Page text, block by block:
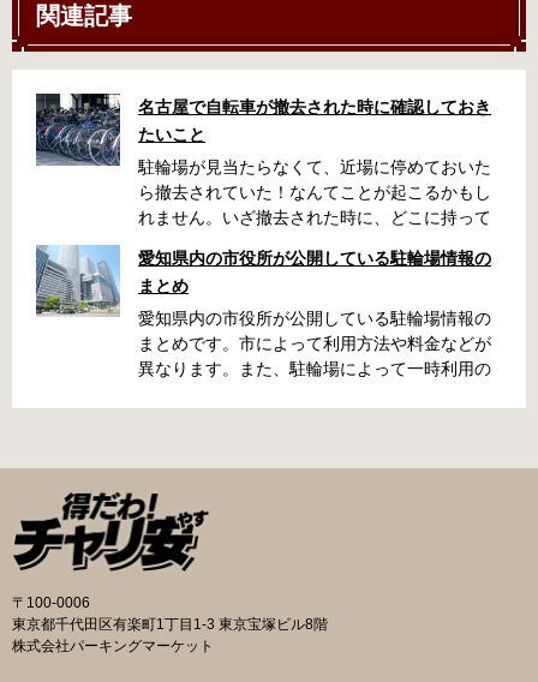
関連記事
名古屋で自転車が撤去された時に確認しておき
たいこと
駐輪場が見当たらなくて、近場に停めておいた
ら撤去されていた！なんてことが起こるかもし
れません。いざ撤去された時に、どこに持って
名古屋周辺で自転車が撤去された時に知ってお
くと便利な情報をまとめました。 一宮市で撤去
された場合 一宮市役所 一宮駅・自転車一時保管
所 住所 一宮市栄4丁目6-11 電話 0586-71-7100
最寄駅 JR東海道本線尾張一宮駅より 徒歩4分 返
千種区吹上1丁目(若宮大通内) 電話 052-731-
8544 最寄駅 市バス「千早」下車、花田公園北
名古屋高速高架下より 徒歩2分 返還の際に必要
な書類 返還料 3,500円 自転車の鍵 身分証明証
印鑑 名古屋市HPはこちら 豊田市で撤去された
市朝日ケ丘6丁目74 電話 0565-34-5200 最寄駅
愛知環状鉄道線新上挙母駅より 徒歩15分 返還
愛知県内の市役所が公開している駐輪場情報の
まとめ
愛知県内の市役所が公開している駐輪場情報の
まとめです。市によって利用方法や料金などが
異なります。また、駐輪場によって一時利用の
の自転車駐輪場 利用方法 利用登録申請書の提出
詳しくは直接管理事務所へお尋ねください。 利
用料金 登録手数料 不要です。 定期利用料金 一
般：2,500円／月 大学生等：1,700円／月 高校
生以下：1,500円／月 一部の方は全額免除とな
障害者手帳をお持ちの方…等） 詳しくは、市役
所にお問い合わせください。 一時利用料金 1日
〒100-0006
東京都千代田区有楽町1丁目1-3 東京宝塚ビル8階
株式会社パーキングマーケット